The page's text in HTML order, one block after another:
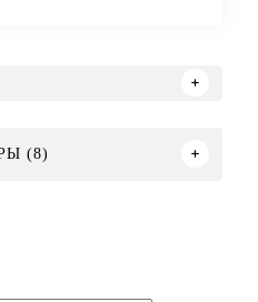
(8)